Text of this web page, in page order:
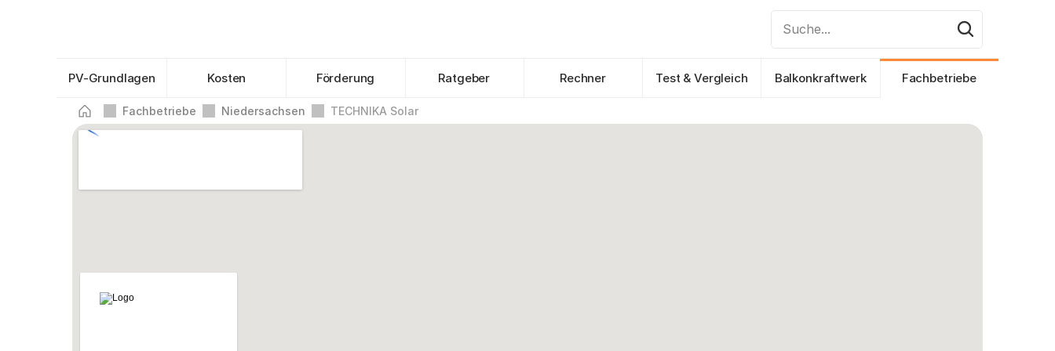
Suche...
PV-Grundlagen Kosten Förderung Ratgeber Rechner Test & Vergleich Balkonkraftwerk Fachbetriebe
Fachbetriebe Niedersachsen TECHNIKA Solar